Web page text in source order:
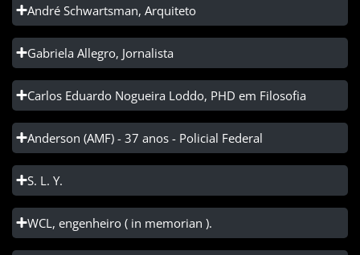
André Schwartsman, Arquiteto
Gabriela Allegro, Jornalista
Carlos Eduardo Nogueira Loddo, PHD em Filosofia
Anderson (AMF) - 37 anos - Policial Federal
S. L. Y.
WCL, engenheiro ( in memorian ).